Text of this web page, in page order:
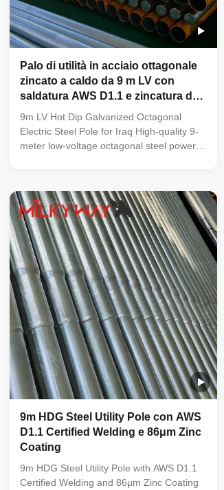
Palo di utilità in acciaio ottagonale
zincato a caldo da 9 m LV con
saldatura AWS D1.1 e zincatura da
86um
9m LV Hot Dip Galvanized Octagonal
Electric Steel Pole for Iraq High-quality 9-
meter low-voltage octagonal steel power
distribution in Iraq. Product Specifications
Specification Details Suit for Electricity
distribution Shape Conoid, Multi-pyramidal,
Columniform, polygonal or conical Material
Q345B/A572 (minimum yield strength
≥345N/mm²) Q235B/A36 (minimum yield
strength ≥235N/mm²) Also available in
9m HDG Steel Utility Pole con AWS
D1.1 Certified Welding e 86μm Zinc
Coating
9m HDG Steel Utility Pole with AWS D1.1
Certified Welding and 86µm Zinc Coating